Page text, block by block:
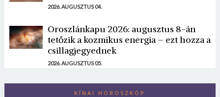
2026. AUGUSZTUS 04.
Oroszlánkapu 2026: augusztus 8-án
tetőzik a kozmikus energia – ezt hozza a
csillagjegyednek
2026. AUGUSZTUS 05.
KÍNAI HOROSZKÓP